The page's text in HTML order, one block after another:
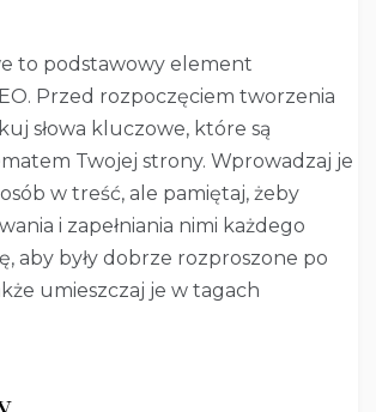
to podstawowy element
Przed rozpoczęciem tworzenia
słowa kluczowe, które są
Twojej strony. Wprowadzaj je
w treść, ale pamiętaj, żeby
i zapełniania nimi każdego
aby były dobrze rozproszone po
umieszczaj je w tagach